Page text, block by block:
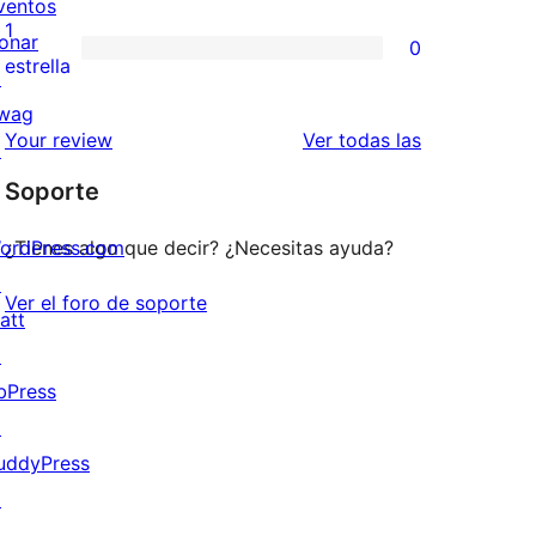
3
estrellas
valoraciones
de
estrellas
0
de
estrellas
1
estrella
0
Your review Ver todas lasvaloraciones
Soporte
¿Tienes algo que decir? ¿Necesitas ayuda?
Ver el foro de soporte